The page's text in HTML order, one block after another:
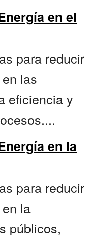
en el
para reducir
las
eficiencia y
en la
para reducir
la
públicos,